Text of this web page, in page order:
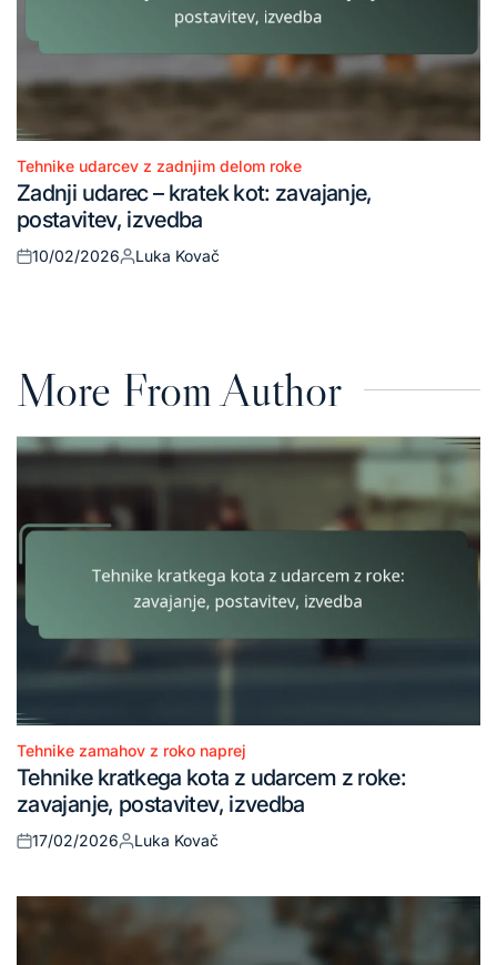
Posted
in
Tehnike udarcev z zadnjim delom roke
Zadnji udarec – kratek kot: zavajanje,
postavitev, izvedba
Posted
10/02/2026
Posted
Luka Kovač
More From Author
Posted
in
Tehnike zamahov z roko naprej
Tehnike kratkega kota z udarcem z roke:
zavajanje, postavitev, izvedba
Posted
17/02/2026
Posted
Luka Kovač